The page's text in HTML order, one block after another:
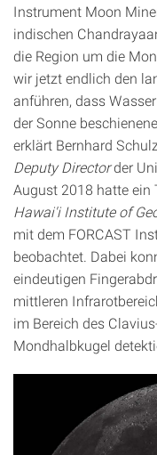
Instrument Moon
indischen
die Region um die
wir jetzt endlich den
anführen, dass
der Sonne
erklärt Bernhard
Deputy Directorder
August 2018 hatte ein
Hawai'i Institute of
mit dem FORCAST
beobachtet. Dabei
eindeutigen
mittleren
im Bereich des
Mondhalbkugel